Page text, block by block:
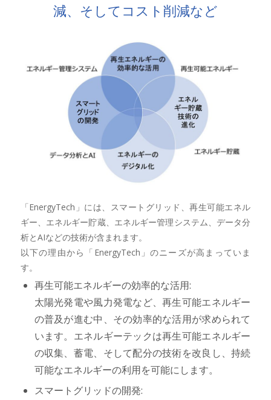
減、そしてコスト削減など
「EnergyTech」には、スマートグリッド、再生可能エネル
ギー、エネルギー貯蔵、エネルギー管理システム、データ分
析とAIなどの技術が含まれます。
以下の理由から「EnergyTech」のニーズが高まっていま
す。
再生可能エネルギーの効率的な活用:
太陽光発電や風力発電など、再生可能エネルギー
の普及が進む中、その効率的な活用が求められて
います。エネルギーテックは再生可能エネルギー
の収集、蓄電、そして配分の技術を改良し、持続
可能なエネルギーの利用を可能にします。
スマートグリッドの開発: